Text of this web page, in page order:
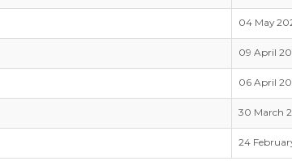
04 May
09 April
06 April
30 March
24